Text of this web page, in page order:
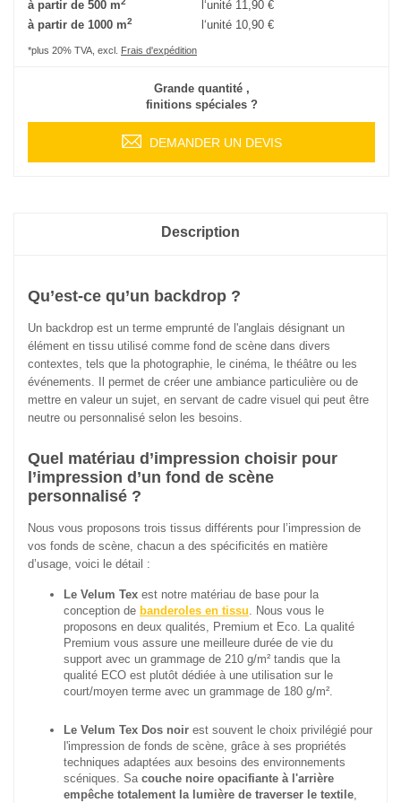
à partir de 500 m l‘unité 11,90 €
à partir de 1000 m2 l‘unité 10,90 €
*plus 20% TVA, excl. Frais d'expédition
Grande quantité ,
finitions spéciales ?
DEMANDER UN DEVIS
Description
Qu’est-ce qu’un backdrop ?
Un backdrop est un terme emprunté de l'anglais désignant un
élément en tissu utilisé comme fond de scène dans divers
contextes, tels que la photographie, le cinéma, le théâtre ou les
événements. Il permet de créer une ambiance particulière ou de
mettre en valeur un sujet, en servant de cadre visuel qui peut être
neutre ou personnalisé selon les besoins.
Quel matériau d’impression choisir pour
l’impression d’un fond de scène
personnalisé ?
Nous vous proposons trois tissus différents pour l’impression de
vos fonds de scène, chacun a des spécificités en matière
d’usage, voici le détail :
Le Velum Tex est notre matériau de base pour la
conception de banderoles en tissu. Nous vous le
proposons en deux qualités, Premium et Eco. La qualité
Premium vous assure une meilleure durée de vie du
support avec un grammage de 210 g/m² tandis que la
qualité ECO est plutôt dédiée à une utilisation sur le
court/moyen terme avec un grammage de 180 g/m².
Le Velum Tex Dos noir est souvent le choix privilégié pour
l'impression de fonds de scène, grâce à ses propriétés
techniques adaptées aux besoins des environnements
scéniques. Sa couche noire opacifiante à l'arrière
empêche totalement la lumière de traverser le textile,